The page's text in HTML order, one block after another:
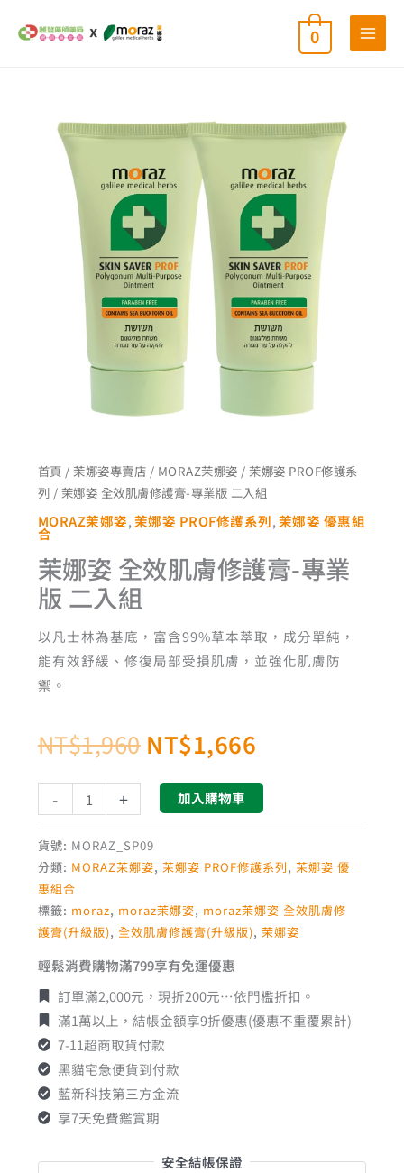
0
首頁 / 茉娜姿專賣店 / MORAZ茉娜姿 / 茉娜姿 PROF修護系
列 / 茉娜姿 全效肌膚修護膏-專業版 二入組
MORAZ茉娜姿,茉娜姿 PROF修護系列,茉娜姿 優惠組
合
茉娜姿 全效肌膚修護膏-專業
版 二入組
以凡士林為基底，富含99%草本萃取，成分單純，
能有效舒緩、修復局部受損肌膚，並強化肌膚防
禦。
NT$1,960
原
始
價
格：
NT$1,960。
NT$1,666
目
前
價
格：
NT$1,666。
-
組
量
+ 加入購物車
貨號: MORAZ_SP09
分類: MORAZ茉娜姿, 茉娜姿 PROF修護系列, 茉娜姿 優
惠組合
標籤: moraz, moraz茉娜姿, moraz茉娜姿 全效肌膚修
護膏(升級版), 全效肌膚修護膏(升級版), 茉娜姿
輕鬆消費購物滿799享有免運優惠
訂單滿2,000元，現折200元…依門檻折扣。
滿1萬以上，結帳金額享9折優惠(優惠不重覆累計)
7-11超商取貨付款
黑貓宅急便貨到付款
藍新科技第三方金流
享7天免費鑑賞期
安全結帳保證